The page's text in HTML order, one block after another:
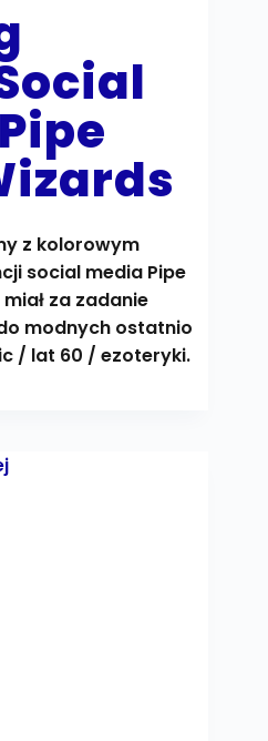
z kolorowym
social media Pipe
za zadanie
modnych ostatnio
/ lat 60 / ezoteryki.